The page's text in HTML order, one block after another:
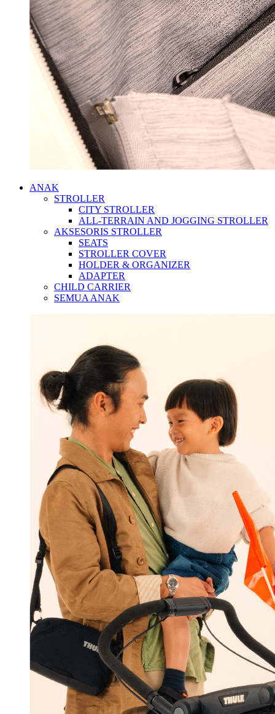
ANAK
STROLLER
CITY STROLLER
ALL-TERRAIN AND JOGGING STROLLER
AKSESORIS STROLLER
SEATS
STROLLER COVER
HOLDER & ORGANIZER
ADAPTER
CHILD CARRIER
SEMUA ANAK